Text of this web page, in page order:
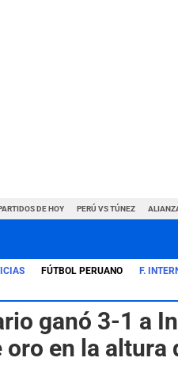
DE HOY PERÚ VS TÚNEZ
FÚTBOL PERUANO F.
ganó 3-1 a
en la altura